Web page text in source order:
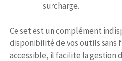
surcharge.
Ce set est un complément
disponibilité de vos outils sans
accessible, il facilite la gestion